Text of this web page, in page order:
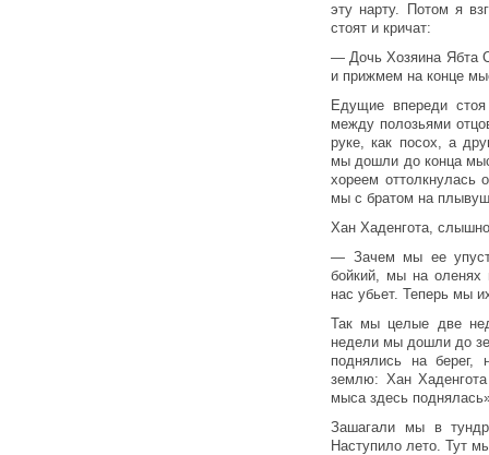
эту нарту. Потом я
стоят и кричат:
— Дочь Хозяина Ябта
и прижмем на конце
Едущие впереди
между полозьями
руке, как посох, а
мы дошли до конца
хореем оттолкнулась
мы с братом на
Хан Хаденгота,
— Зачем мы ее
бойкий, мы на оленях
нас убьет. Теперь мы
Так мы целые две
недели мы дошли до
поднялись на
землю: Хан Хаденгота
мыса здесь
Зашагали мы в
Наступило лето. Тут